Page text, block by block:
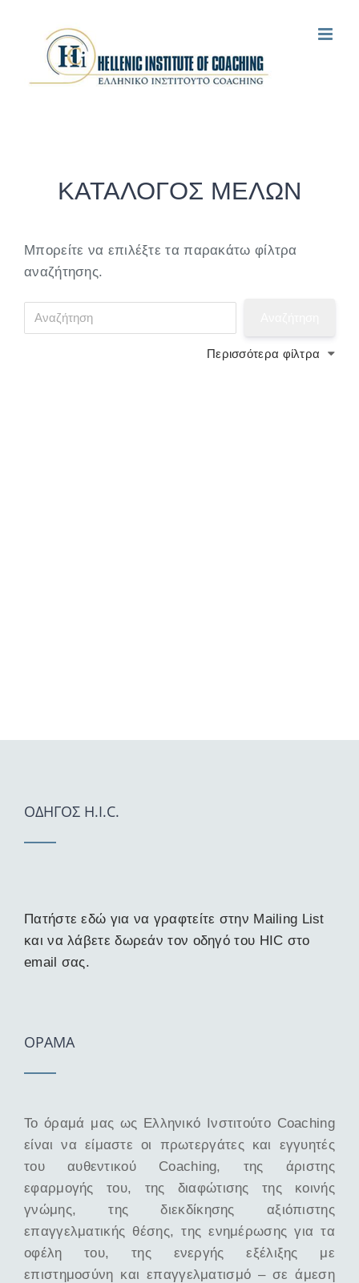
περιεχόμενο
ΚΑΤΑΛΟΓΟΣ ΜΕΛΩΝ
Μπορείτε να επιλέξτε τα παρακάτω φίλτρα
αναζήτησης.
Περισσότερα φίλτρα
ΟΔΗΓΟΣ H.I.C.
Πατήστε εδώ για να γραφτείτε στην Mailing List
και να λάβετε δωρεάν τον οδηγό του HIC στο
email σας.
ΟΡΑΜΑ
Το όραμά μας ως Ελληνικό Ινστιτούτο Coaching
είναι να είμαστε οι πρωτεργάτες και εγγυητές
του αυθεντικού Coaching, της άριστης
εφαρμογής του, της διαφώτισης της κοινής
γνώμης, της διεκδίκησης αξιόπιστης
επαγγελματικής θέσης, της ενημέρωσης για τα
οφέλη του, της ενεργής εξέλιξης με
επιστημοσύνη και επαγγελματισμό – σε άμεση